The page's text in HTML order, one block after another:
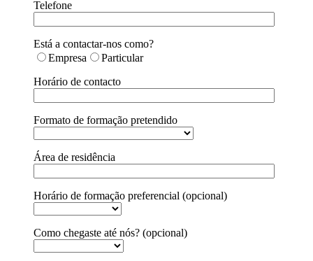
Telefone
Está a contactar-nos como?
Empresa
Particular
Horário de contacto
Formato de formação pretendido
Área de residência
Horário de formação preferencial (opcional)
Como chegaste até nós? (opcional)